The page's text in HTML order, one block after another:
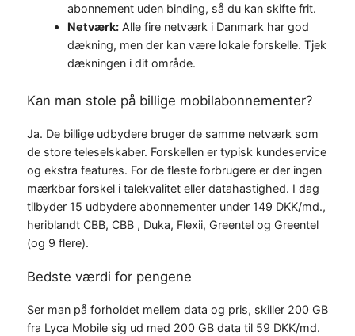
abonnement uden binding, så du kan skifte frit.
Netværk: Alle fire netværk i Danmark har god
dækning, men der kan være lokale forskelle. Tjek
dækningen i dit område.
Kan man stole på billige mobilabonnementer?
Ja. De billige udbydere bruger de samme netværk som
de store teleselskaber. Forskellen er typisk kundeservice
og ekstra features. For de fleste forbrugere er der ingen
mærkbar forskel i talekvalitet eller datahastighed. I dag
tilbyder 15 udbydere abonnementer under 149 DKK/md.,
heriblandt CBB, CBB , Duka, Flexii, Greentel og Greentel
(og 9 flere).
Bedste værdi for pengene
Ser man på forholdet mellem data og pris, skiller 200 GB
fra Lyca Mobile sig ud med 200 GB data til 59 DKK/md.